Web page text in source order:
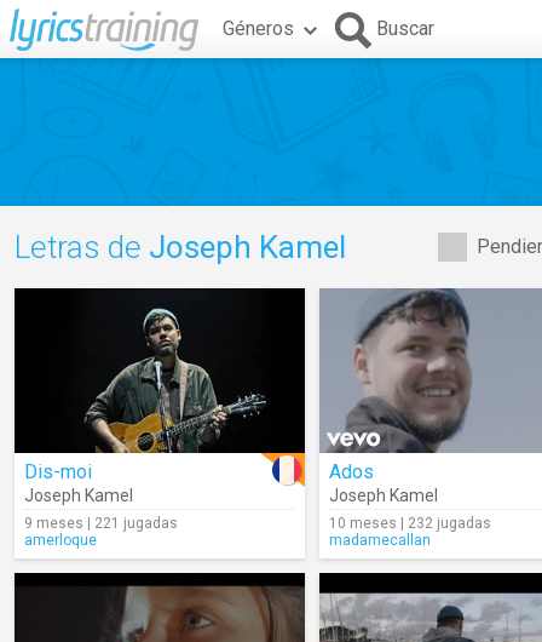
Géneros Buscar
Letras de Joseph Kamel
Dis-moi
Joseph Kamel
9 meses | 221 jugadas
amerloque
Ados
Joseph Kamel
10 meses | 232 jugadas
madamecallan